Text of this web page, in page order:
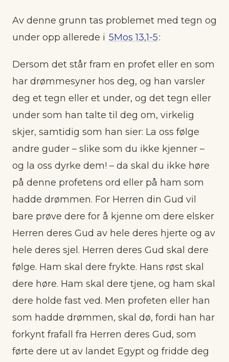
Av denne grunn tas problemet med tegn og
under opp allerede i 5Mos 13,1-5:
Dersom det står fram en profet eller en som
har drømmesyner hos deg, og han varsler
deg et tegn eller et under, og det tegn eller
under som han talte til deg om, virkelig
skjer, samtidig som han sier: La oss følge
andre guder – slike som du ikke kjenner –
og la oss dyrke dem! – da skal du ikke høre
på denne profetens ord eller på ham som
hadde drømmen. For Herren din Gud vil
bare prøve dere for å kjenne om dere elsker
Herren deres Gud av hele deres hjerte og av
hele deres sjel. Herren deres Gud skal dere
følge. Ham skal dere frykte. Hans røst skal
dere høre. Ham skal dere tjene, og ham skal
dere holde fast ved. Men profeten eller han
som hadde drømmen, skal dø, fordi han har
forkynt frafall fra Herren deres Gud, som
førte dere ut av landet Egypt og fridde deg